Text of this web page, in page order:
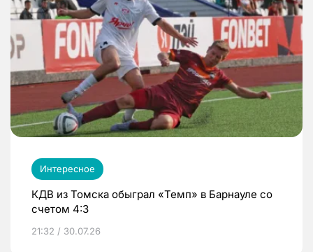
Интересное
КДВ из Томска обыграл «Темп» в Барнауле со
счетом 4:3
21:32 / 30.07.26